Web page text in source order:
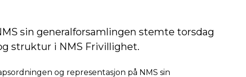
sin generalforsamlingen stemte torsdag
struktur i NMS Frivillighet.
og representasjon på NMS sin